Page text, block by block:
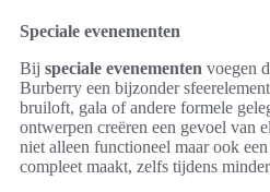
Speciale evenementen
Bij speciale evenementen voegen
Burberry een bijzonder
bruiloft, gala of andere formele
ontwerpen creëren een gevoel van
niet alleen functioneel maar ook
compleet maakt, zelfs tijdens